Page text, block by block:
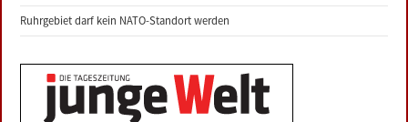
Ruhrgebiet darf kein NATO-Standort werden